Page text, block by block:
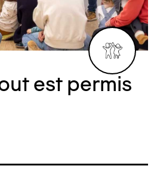
est permis